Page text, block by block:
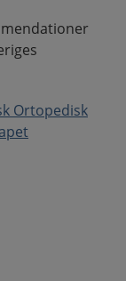
Ortopedisk